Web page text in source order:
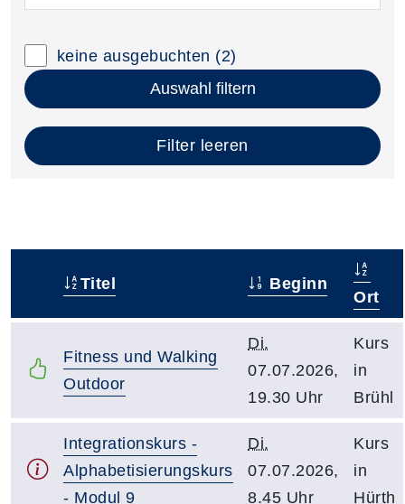
keine ausgebuchten (2)
Auswahl filtern
Filter leeren
Titel Beginn
Ort
Fitness und Walking
Outdoor
Di.
07.07.2026,
19.30 Uhr
Kurs
in
Brühl
Integrationskurs -
Alphabetisierungskurs
- Modul 9
Di.
07.07.2026,
8.45 Uhr
Kurs
in
Hürth